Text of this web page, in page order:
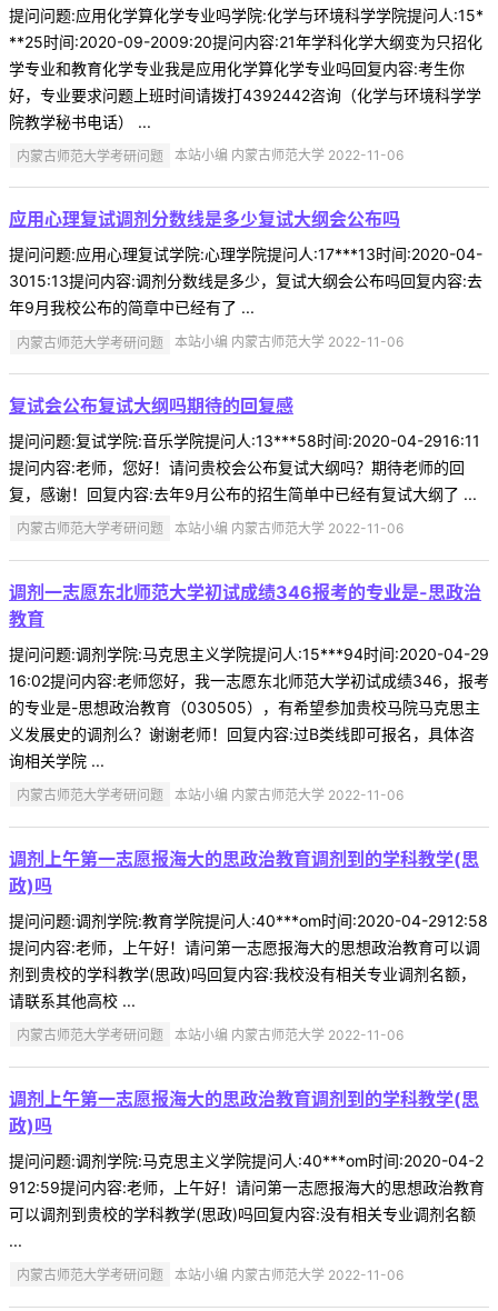
提问问题:应用化学算化学专业吗学院:化学与环境科学学院提问人:15*
**25时间:2020-09-2009:20提问内容:21年学科化学大纲变为只招化
学专业和教育化学专业我是应用化学算化学专业吗回复内容:考生你
好，专业要求问题上班时间请拨打4392442咨询（化学与环境科学学
院教学秘书电话） ...
内蒙古师范大学考研问题 本站小编 内蒙古师范大学 2022-11-06
应用心理复试调剂分数线是多少复试大纲会公布吗
提问问题:应用心理复试学院:心理学院提问人:17***13时间:2020-04-
3015:13提问内容:调剂分数线是多少，复试大纲会公布吗回复内容:去
年9月我校公布的简章中已经有了 ...
内蒙古师范大学考研问题 本站小编 内蒙古师范大学 2022-11-06
复试会公布复试大纲吗期待的回复感
提问问题:复试学院:音乐学院提问人:13***58时间:2020-04-2916:11
提问内容:老师，您好！请问贵校会公布复试大纲吗？期待老师的回
复，感谢！回复内容:去年9月公布的招生简单中已经有复试大纲了 ...
内蒙古师范大学考研问题 本站小编 内蒙古师范大学 2022-11-06
调剂一志愿东北师范大学初试成绩346报考的专业是-思政治
教育
提问问题:调剂学院:马克思主义学院提问人:15***94时间:2020-04-29
16:02提问内容:老师您好，我一志愿东北师范大学初试成绩346，报考
的专业是-思想政治教育（030505），有希望参加贵校马院马克思主
义发展史的调剂么？谢谢老师！回复内容:过B类线即可报名，具体咨
询相关学院 ...
内蒙古师范大学考研问题 本站小编 内蒙古师范大学 2022-11-06
调剂上午第一志愿报海大的思政治教育调剂到的学科教学(思
政)吗
提问问题:调剂学院:教育学院提问人:40***om时间:2020-04-2912:58
提问内容:老师，上午好！请问第一志愿报海大的思想政治教育可以调
剂到贵校的学科教学(思政)吗回复内容:我校没有相关专业调剂名额，
请联系其他高校 ...
内蒙古师范大学考研问题 本站小编 内蒙古师范大学 2022-11-06
调剂上午第一志愿报海大的思政治教育调剂到的学科教学(思
政)吗
提问问题:调剂学院:马克思主义学院提问人:40***om时间:2020-04-2
912:59提问内容:老师，上午好！请问第一志愿报海大的思想政治教育
可以调剂到贵校的学科教学(思政)吗回复内容:没有相关专业调剂名额
...
内蒙古师范大学考研问题 本站小编 内蒙古师范大学 2022-11-06